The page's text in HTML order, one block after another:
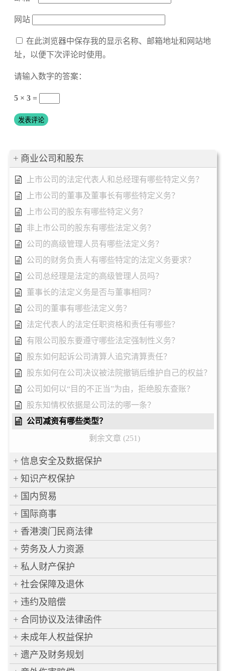
网站
在此浏览器中保存我的显示名称、邮箱地址和网站地
址，以便下次评论时使用。
请输入数字的答案：
5 × 3 =
商业公司和股东
上市公司的法定代表人和总经理有哪些特定义务？
上市公司的董事及董事长有哪些特定义务？
上市公司的股东有哪些特定义务？
非上市公司的股东有哪些法定义务？
公司的高级管理人员有哪些法定义务？
公司的财务负责人有哪些特定的法定义务要求？
公司总经理是法定的高级管理人员吗？
董事长的法定义务是否与董事相同？
公司的董事有哪些法定义务？
法定代表人的法定任职资格和责任有哪些？
有限公司股东要遵守哪些法定强制性义务？
股东如何起诉公司清算人追究清算责任？
股东如何在公司决议被法院撤销后维护自己的权益？
公司如何以“目的不正当”为由，拒绝股东查账？
股东知情权依据是公司法的哪一条？
公司减资有哪些类型？
剩余文章 (251)
信息安全及数据保护
知识产权保护
国内贸易
国际商事
香港澳门民商法律
劳务及人力资源
私人财产保护
社会保障及退休
违约及赔偿
合同协议及法律函件
未成年人权益保护
遗产及财务规划